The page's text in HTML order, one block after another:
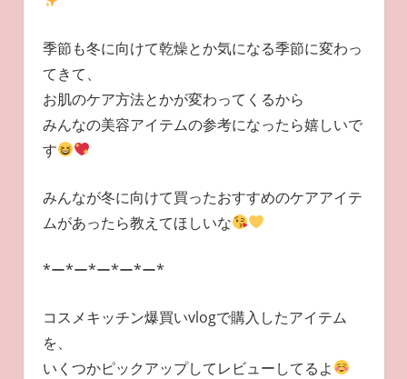
季節も冬に向けて乾燥とか気になる季節に変わっ
てきて、
お肌のケア方法とかが変わってくるから
みんなの美容アイテムの参考になったら嬉しいで
す
みんなが冬に向けて買ったおすすめのケアアイテ
ムがあったら教えてほしいな
*ー*ー*ー*ー*ー*
コスメキッチン爆買いvlogで購入したアイテム
を、
いくつかピックアップしてレビューしてるよ